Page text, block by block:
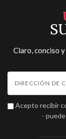
Claro, conciso
Acepto recibir
-